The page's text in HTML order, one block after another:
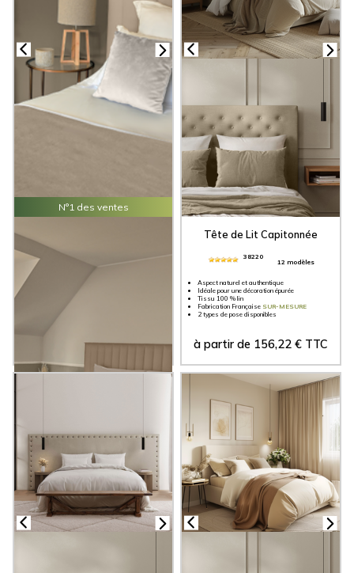
N°1 des ventes
Fabrication Française
3 Finitions Disponibles
à partir de 60,60€TTC
Tête de Lit Capitonnée
38220
12 modèles
Aspect naturel et authentique
Idéale pour une décoration épurée
Tissu 100 % lin
Fabrication Française SUR-MESURE
2 types de pose disponibles
à partir de 156,22€ TTC